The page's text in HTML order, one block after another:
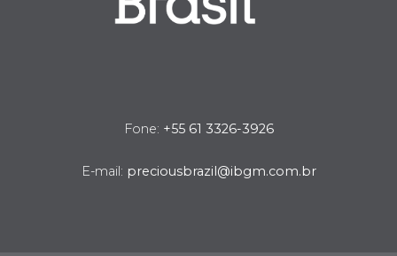
Fone: +55 61 3326-3926
E-mail: preciousbrazil@ibgm.com.br